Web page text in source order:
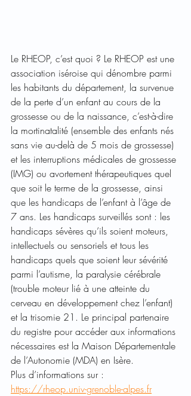
Le RHEOP, c’est quoi ? Le RHEOP est une
association iséroise qui dénombre parmi
les habitants du département, la survenue
de la perte d’un enfant au cours de la
grossesse ou de la naissance, c’est-à-dire
la mortinatalité (ensemble des enfants nés
sans vie au-delà de 5 mois de grossesse)
et les interruptions médicales de grossesse
(IMG) ou avortement thérapeutiques quel
que soit le terme de la grossesse, ainsi
que les handicaps de l’enfant à l’âge de
7 ans. Les handicaps surveillés sont : les
handicaps sévères qu’ils soient moteurs,
intellectuels ou sensoriels et tous les
handicaps quels que soient leur sévérité
parmi l’autisme, la paralysie cérébrale
(trouble moteur lié à une atteinte du
cerveau en développement chez l’enfant)
et la trisomie 21. Le principal partenaire
du registre pour accéder aux informations
nécessaires est la Maison Départementale
de l’Autonomie (MDA) en Isère.
Plus d’informations sur :
https://rheop.univ-grenoble-alpes.fr